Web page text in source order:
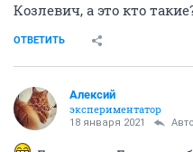
Козлевич, а это кто
ОТВЕТИТЬ
Алексий
экспериментатор
18 января 2021